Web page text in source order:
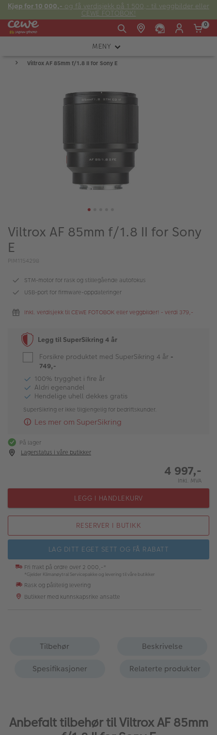
Kjøp for 10 000,- og få verdisjekk på 1 500,- til veggbilder eller
CEWE FOTOBOK!
Fre:
20:00
0
MENY
KAMERA
Merker
Lagersalg
Fotokurs
Inspirasjon
Butikkoversikt
Viltrox AF 85mm f/1.8 II for Sony E
Viltrox AF 85mm f/1.8 II for Sony
E
PIM1154298
STM-motor for rask og stillegående autofokus
USB-port for firmware-oppdateringer
Inkl. verdisjekk til CEWE FOTOBOK eller veggbilder! - verdi 379,-
Legg til SuperSikring 4 år
Forsikre produktet med SuperSikring 4 år -
749,-
100% trygghet i fire år
Aldri egenandel
Hendelige uhell dekkes gratis
SuperSikring er ikke tilgjengelig for bedriftskunder.
Les mer om SuperSikring
På lager
Lagerstatus i våre butikker
4 997,-
Inkl. MVA
LEGG I HANDLEKURV
RESERVER I BUTIKK
LAG DITT EGET SETT OG FÅ RABATT
Fri frakt på ordre over 2 000,-*
*Gjelder Klimanøytral Servicepakke og levering til våre butikker
Rask og pålitelig levering
Butikker med kunnskapsrike ansatte
Tilbehør
Beskrivelse
Spesifikasjoner
Relaterte produkter
Anbefalt tilbehør til Viltrox AF 85mm